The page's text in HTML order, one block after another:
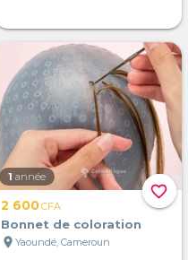
favorite_border
1 année
2 600CFA
Bonnet de coloration
location_on Yaoundé, Cameroun